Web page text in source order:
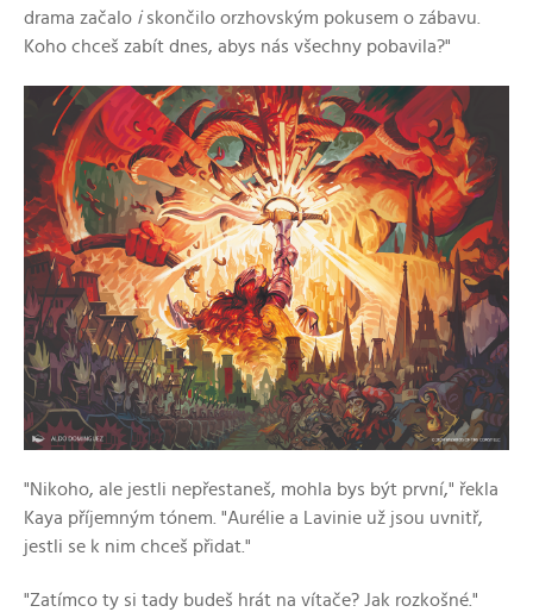
drama začalo iskončilo orzhovským pokusem o zábavu.
Koho chceš zabít dnes, abys nás všechny pobavila?"
"Nikoho, ale jestli nepřestaneš, mohla bys být první," řekla
Kaya příjemným tónem. "Aurélie a Lavinie už jsou uvnitř,
jestli se k nim chceš přidat."
"Zatímco ty si tady budeš hrát na vítače? Jak rozkošné."